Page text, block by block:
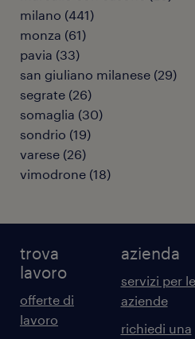
milano (441)
monza (61)
pavia (33)
san giuliano milanese (29)
segrate (26)
somaglia (30)
sondrio (19)
varese (26)
vimodrone (18)
trova
lavoro
offerte di
lavoro
azienda
servizi per le
aziende
richiedi una